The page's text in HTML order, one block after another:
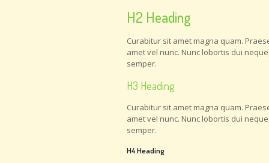
H2 Heading
Curabitur sit amet magna quam.
amet vel nunc. Nunc lobortis dui
semper.
H3 Heading
Curabitur sit amet magna quam.
amet vel nunc. Nunc lobortis dui
semper.
H4 Heading